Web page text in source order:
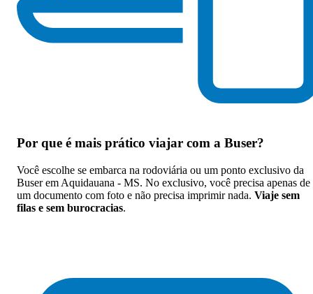
Por que é mais prático viajar com a Buser?
Você escolhe se embarca na rodoviária ou um ponto exclusivo da
Buser em Aquidauana - MS. No exclusivo, você precisa apenas de
um documento com foto e não precisa imprimir nada. Viaje sem
filas e sem burocracias.